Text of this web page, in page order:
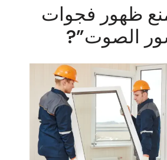
ظهور فجوات
الصوت”?